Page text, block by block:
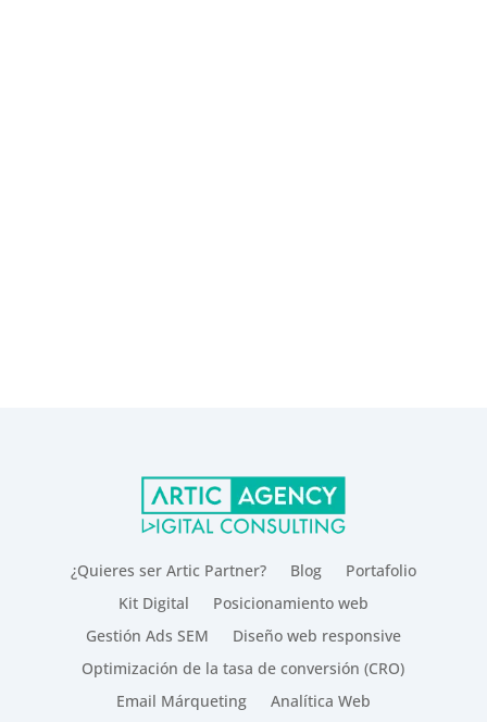
¿Quieres ser Artic Partner? Blog
Portafolio
Kit Digital
Posicionamiento web
Gestión Ads SEM
Diseño web responsive
Optimización de la tasa de conversión (CRO)
Email Márqueting
Analítica Web